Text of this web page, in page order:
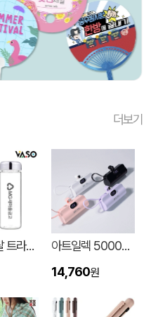
더보기
[바쏘] 메탈 트라이탄 보틀 500ml
아트일렉 5000mAh 도킹형 보조 배터리
14,760원